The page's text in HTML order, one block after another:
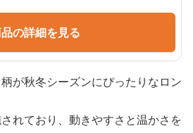
の詳細を見る
が秋冬シーズンにぴったりなロン
れており、動きやすさと温かさを